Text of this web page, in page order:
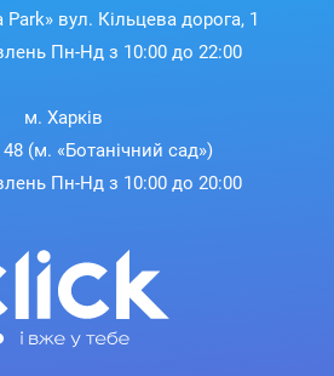
вул. Кільцева дорога, 1
Пн-Нд з 10:00 до 22:00
м. Харків
(м. «Ботанічний сад»)
Пн-Нд з 10:00 до 20:00